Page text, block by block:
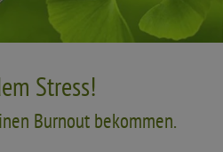
Stress!
Burnout bekommen.